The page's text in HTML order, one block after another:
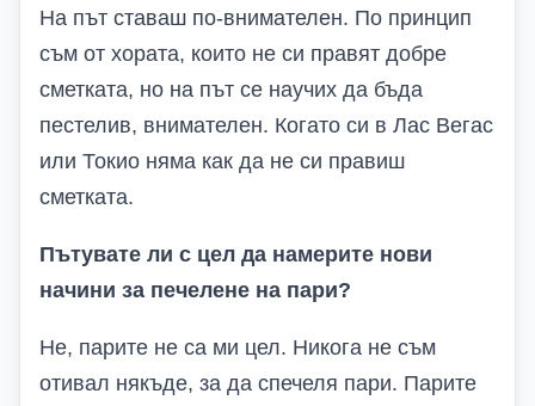
На път ставаш по-внимателен. По принцип
съм от хората, които не си правят добре
сметката, но на път се научих да бъда
пестелив, внимателен. Когато си в Лас Вегас
или Токио няма как да не си правиш
сметката.
Пътувате ли с цел да намерите нови
начини за печелене на пари?
Не, парите не са ми цел. Никога не съм
отивал някъде, за да спечеля пари. Парите